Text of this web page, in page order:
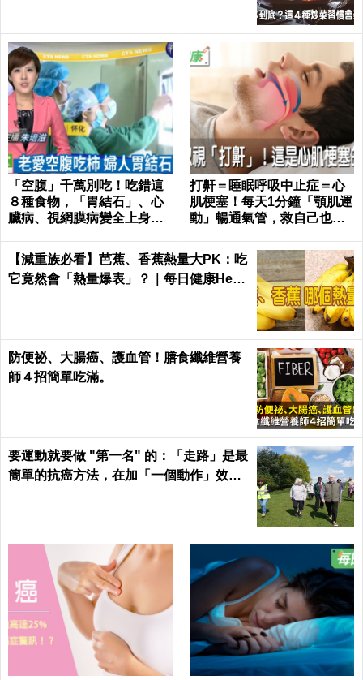
「空腹」千萬別吃！吃錯這
８種食物，「胃結石」、心
臟病、視網膜病變全上身｜
打鼾＝睡眠呼吸中止症＝心
肌梗塞！每天1分鐘「顎肌運
動」暢通氣管，救自己也救
【減重族必看】芭蕉、香蕉熱量大PK：吃
它竟然會「熱量爆表」？｜每日健康Healt
防便祕、大腸癌、護血管！膳食纖維營養
師４招簡單吃滿。
要運動就要做 "第一名" 的：「走路」是最
簡單的抗癌方法，在加「一個動作」效果